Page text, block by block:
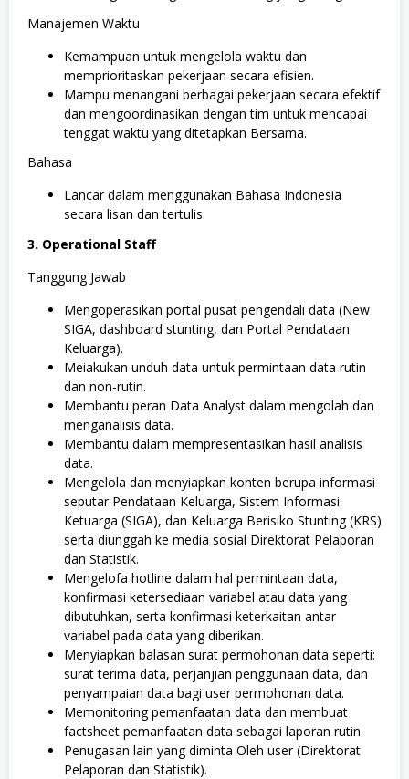
Manajemen Waktu
Kemampuan untuk mengelola waktu dan
memprioritaskan pekerjaan secara efisien.
Mampu menangani berbagai pekerjaan secara efektif
dan mengoordinasikan dengan tim untuk mencapai
tenggat waktu yang ditetapkan Bersama.
Bahasa
Lancar dalam menggunakan Bahasa Indonesia
secara lisan dan tertulis.
3. Operational Staff
Tanggung Jawab
Mengoperasikan portal pusat pengendali data (New
SIGA, dashboard stunting, dan Portal Pendataan
Keluarga).
Meiakukan unduh data untuk permintaan data rutin
dan non-rutin.
Membantu peran Data Analyst dalam mengolah dan
menganalisis data.
Membantu dalam mempresentasikan hasil analisis
data.
Mengelola dan menyiapkan konten berupa informasi
seputar Pendataan Keluarga, Sistem Informasi
Ketuarga (SIGA), dan Keluarga Berisiko Stunting (KRS)
serta diunggah ke media sosial Direktorat Pelaporan
dan Statistik.
Mengelofa hotline dalam hal permintaan data,
konfirmasi ketersediaan variabel atau data yang
dibutuhkan, serta konfirmasi keterkaitan antar
variabel pada data yang diberikan.
Menyiapkan balasan surat permohonan data seperti:
surat terima data, perjanjian penggunaan data, dan
penyampaian data bagi user permohonan data.
Memonitoring pemanfaatan data dan membuat
factsheet pemanfaatan data sebagai laporan rutin.
Penugasan lain yang diminta Oleh user (Direktorat
Pelaporan dan Statistik).